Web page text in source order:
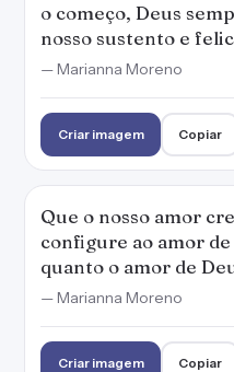
o começo, Deus
nosso sustento e
— Marianna Moreno
Criar imagem Copiar
Que o nosso amor
configure ao amor
quanto o amor de
— Marianna Moreno
Criar imagem Copiar